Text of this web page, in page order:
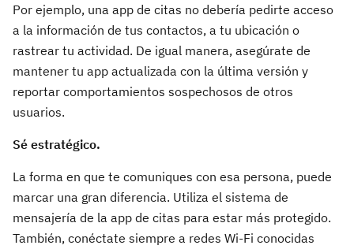
Por ejemplo, una app de citas no debería pedirte acceso
a la información de tus contactos, a tu ubicación o
rastrear tu actividad. De igual manera, asegúrate de
mantener tu app actualizada con la última versión y
reportar comportamientos sospechosos de otros
usuarios.
Sé estratégico.
La forma en que te comuniques con esa persona, puede
marcar una gran diferencia. Utiliza el sistema de
mensajería de la app de citas para estar más protegido.
También, conéctate siempre a redes Wi-Fi conocidas